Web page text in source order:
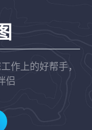
作上的好帮手，
侣